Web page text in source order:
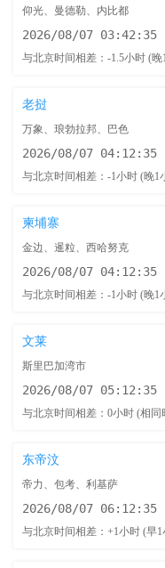
仰光、曼德勒、内比都
2026/08/07 03:42:36
与北京时间相差：-1.5小时 (晚
老挝
万象、琅勃拉邦、巴色
2026/08/07 04:12:36
与北京时间相差：-1小时 (晚1
柬埔寨
金边、暹粒、西哈努克
2026/08/07 04:12:36
与北京时间相差：-1小时 (晚1
文莱
斯里巴加湾市
2026/08/07 05:12:36
与北京时间相差：0小时 (相同
东帝汶
帝力、包考、利基萨
2026/08/07 06:12:36
与北京时间相差：+1小时 (早1